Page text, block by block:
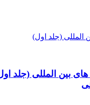
بین المللی (جلد